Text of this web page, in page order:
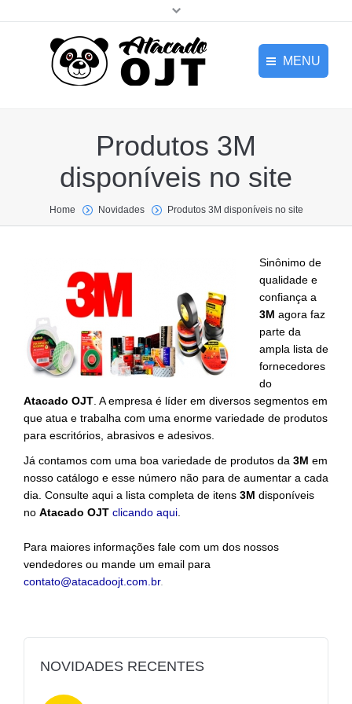
MENU
Empresa
Novidades
Login
Contato
EMPRESA
NOVIDADES
PRODUTOS
Produtos 3M
disponíveis no site
Home Novidades Produtos 3M disponíveis no site
Sinônimo de
qualidade e
confiança a
3M agora faz
parte da
ampla lista de
fornecedores
do
Atacado OJT . A empresa é líder em diversos segmentos em
que atua e trabalha com uma enorme variedade de produtos
para escritórios, abrasivos e adesivos.
Já contamos com uma boa variedade de produtos da 3M em
nosso catálogo e esse número não para de aumentar a cada
dia. Consulte aqui a lista completa de itens 3M disponíveis
no Atacado OJT clicando aqui
Para maiores informações fale com um dos nossos
vendedores ou mande um email para
contato@atacadoojt.com.br.
NOVIDADES RECENTES